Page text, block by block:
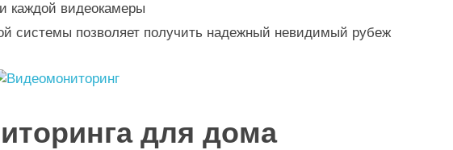
каждой видеокамеры
системы позволяет получить надежный невидимый рубеж
для дома